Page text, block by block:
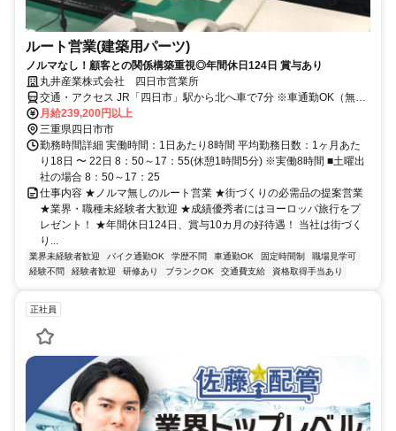
ルート営業(建築用パーツ)
ノルマなし！顧客との関係構築重視◎年間休日124日 賞与あり
丸井産業株式会社 四日市営業所
交通・アクセス JR「四日市」駅から北へ車で7分 ※車通勤OK（無料
駐車場完備）
月給239,200円以上
三重県四日市市
勤務時間詳細 実働時間：1日あたり8時間 平均勤務日数：1ヶ月あた
り18日 〜 22日 8：50～17：55(休憩1時間5分) ※実働8時間 ■土曜出
社の場合 8：50～17：25
仕事内容 ★ノルマ無しのルート営業 ★街づくりの必需品の提案営業
★業界・職種未経験者大歓迎 ★成績優秀者にはヨーロッパ旅行をプ
レゼント！ ★年間休日124日、賞与10カ月の好待遇！ 当社は街づく
り...
業界未経験者歓迎 バイク通勤OK 学歴不問 車通勤OK 固定時間制
職場見学可
経験不問
経験者歓迎 研修あり ブランクOK 交通費支給 資格取得手当あり
正社員